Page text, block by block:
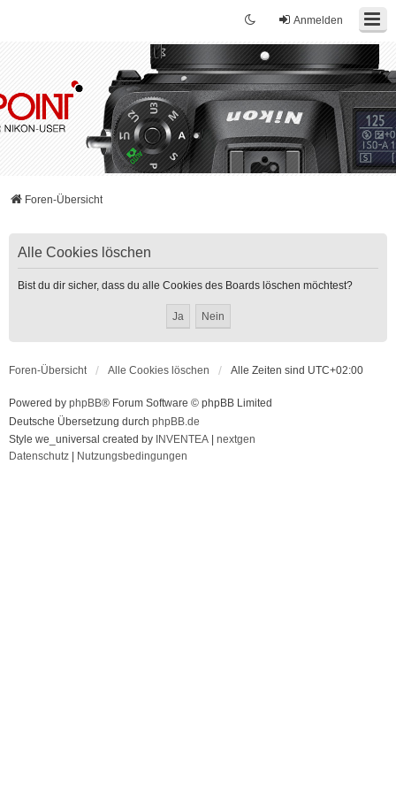
Anmelden
Foren-Übersicht
Alle Cookies löschen
Bist du dir sicher, dass du alle Cookies des Boards löschen möchtest?
Foren-Übersicht Alle Cookies löschen Alle Zeiten sind UTC+02:00
Powered by phpBB® Forum Software © phpBB Limited
Deutsche Übersetzung durch phpBB.de
Style we_universal created by INVENTEA
nextgen
Datenschutz
Nutzungsbedingungen